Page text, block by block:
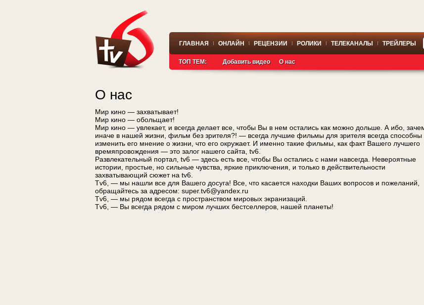
ГЛАВНАЯ ОНЛАЙН РЕЦЕНЗИИ РОЛИКИ ТЕЛЕКАНАЛЫ ТРЕЙЛЕРЫ
ТОП ТЕМ: Добавить видео О нас
О нас
Мир кино — захватывает!
Мир кино — обольщает!
Мир кино — увлекает, и всегда делает все, чтобы Вы в нем остались как можно дольше. А ибо,
иначе в нашей жизни, фильм без зрителя?! — всегда лучшие фильмы для зрителя всегда способны
изменить его мнение о жизни, что его окружает. И именно такие фильмы, как факт Вашего лучшего
времяпровождения — это залог нашего сайта, tv6.
Развлекательный портал, tv6 — здесь есть все, чтобы Вы остались с нами навсегда. Невероятные
истории, простые, но сильные чувства, яркие приключения, и только в действительности
захватывающий сюжет на tv6.
Tv6, — мы нашли все для Вашего досуга! Все, что касается находки Ваших вопросов и пожеланий,
обращайтесь за адресом: super.tv6@yandex.ru
Tv6, — мы рядом всегда с пространством мировых экранизаций.
Tv6, — Вы всегда рядом с миром лучших бестселлеров, нашей планеты!